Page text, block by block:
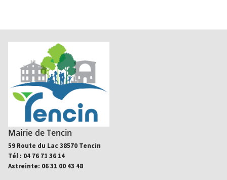
Mairie de Tencin
59 Route du Lac 38570 Tencin
Tél : 04 76 71 36 14
Astreinte: 06 31 00 43 48